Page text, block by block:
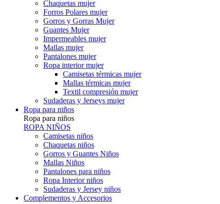
Chaquetas mujer
Forros Polares mujer
Gorros y Gorras Mujer
Guantes Mujer
Impermeables mujer
Mallas mujer
Pantalones mujer
Ropa interior mujer
Camisetas térmicas mujer
Mallas térmicas mujer
Textil compresión mujer
Sudaderas y Jerseys mujer
Ropa para niños
Ropa para niños
ROPA NIÑOS
Camisetas niños
Chaquetas niños
Gorros y Guantes Niños
Mallas Niños
Pantalones para niños
Ropa Interior niños
Sudaderas y Jersey niños
Complementos y Accesorios